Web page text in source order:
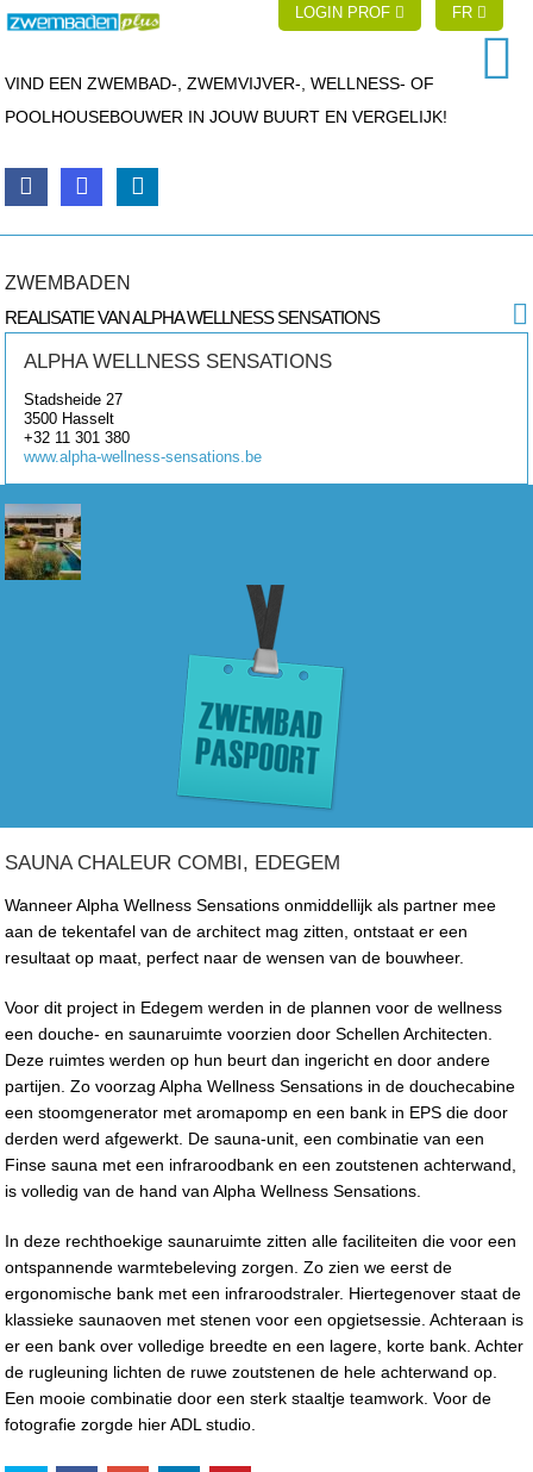
LOGIN PROF FR
VIND EEN ZWEMBAD-, ZWEMVIJVER-, WELLNESS- OF
POOLHOUSEBOUWER IN JOUW BUURT EN VERGELIJK!
ZWEMBADEN
REALISATIE VAN ALPHA WELLNESS SENSATIONS
ALPHA WELLNESS SENSATIONS
Stadsheide 27
3500 Hasselt
+32 11 301 380
www.alpha-wellness-sensations.be
SAUNA CHALEUR COMBI, EDEGEM
Wanneer Alpha Wellness Sensations onmiddellijk als partner mee
aan de tekentafel van de architect mag zitten, ontstaat er een
resultaat op maat, perfect naar de wensen van de bouwheer.
Voor dit project in Edegem werden in de plannen voor de wellness
een douche- en saunaruimte voorzien door Schellen Architecten.
Deze ruimtes werden op hun beurt dan ingericht en door andere
partijen. Zo voorzag Alpha Wellness Sensations in de douchecabine
een stoomgenerator met aromapomp en een bank in EPS die door
derden werd afgewerkt. De sauna-unit, een combinatie van een
Finse sauna met een infraroodbank en een zoutstenen achterwand,
is volledig van de hand van Alpha Wellness Sensations.
In deze rechthoekige saunaruimte zitten alle faciliteiten die voor een
ontspannende warmtebeleving zorgen. Zo zien we eerst de
ergonomische bank met een infraroodstraler. Hiertegenover staat de
klassieke saunaoven met stenen voor een opgietsessie. Achteraan is
er een bank over volledige breedte en een lagere, korte bank. Achter
de rugleuning lichten de ruwe zoutstenen de hele achterwand op.
Een mooie combinatie door een sterk staaltje teamwork. Voor de
fotografie zorgde hier ADL studio.